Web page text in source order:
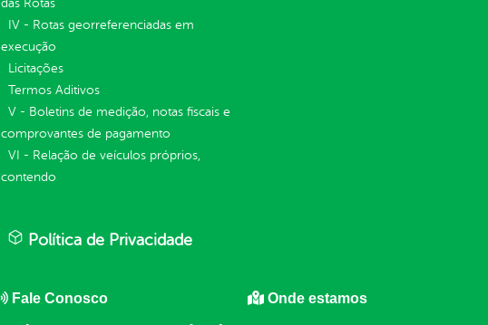
das Rotas
IV - Rotas georreferenciadas em
execução
Licitações
Termos Aditivos
V - Boletins de medição, notas fiscais e
comprovantes de pagamento
VI - Relação de veículos próprios,
contendo
Política de Privacidade
Fale Conosco Onde estamos